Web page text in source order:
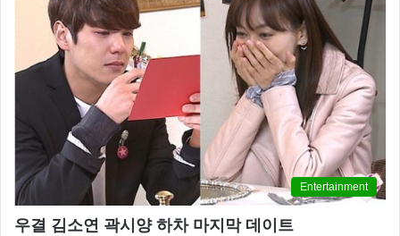
Entertainment
우결 김소연 곽시양 하차 마지막 데이트